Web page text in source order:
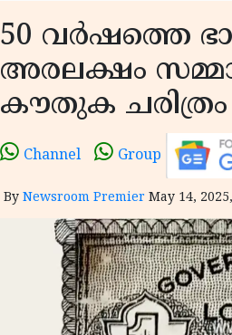
50 വർഷത്തെ
അരലക്ഷം
കൗതുക ചരിത്രം
Channel Group
By Newsroom Premier May 14,